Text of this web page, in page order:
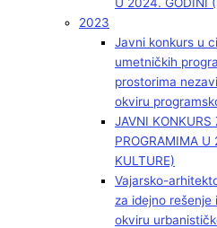
2023
Javni konkurs u
umetničkih
prostorima
okviru
JAVNI
PROGRAMIMA U
KULTURE)
Vajarsko-
za idejno rešenje
okviru